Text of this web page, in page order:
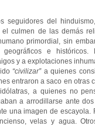
seguidores del
culmen de las demás
primordial, sin
e históricos.
y a explotaciones
“civilizar”a quienes
entraron a saco en otras
a quienes no
a arrodillarse ante
una imagen de escayola.
velas y agua.